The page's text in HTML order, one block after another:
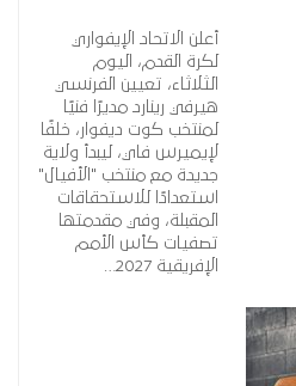
أعلن الاتحاد الإيفواري
لكرة القدم، اليوم
الثلاثاء، تعيين الفرنسي
هيرفي رينارد مديرًا فنيًا
لمنتخب كوت ديفوار، خلفًا
لإيميرس فاي، ليبدأ ولاية
جديدة مع منتخب "الأفيال"
استعدادًا للاستحقاقات
المقبلة، وفي مقدمتها
تصفيات كأس الأمم
الإفريقية 2027…